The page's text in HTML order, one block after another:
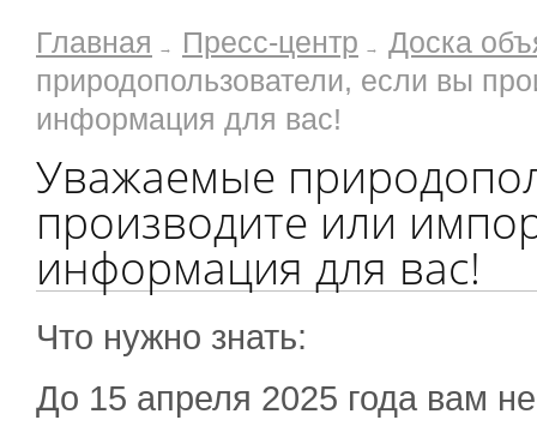
Главная Пресс-центр
Доска
природопользователи, если вы
информация для вас!
Уважаемые
производите или
информация для вас!
Что нужно знать:
До 15 апреля 2025 года вам